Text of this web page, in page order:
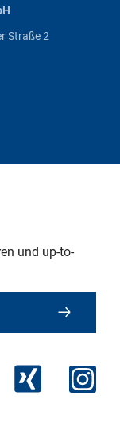
Straße 2
und up-to-